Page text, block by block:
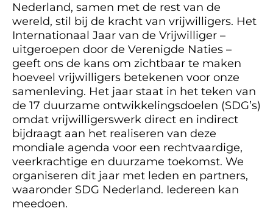
Nederland, samen met de rest van de
wereld, stil bij de kracht van vrijwilligers. Het
Internationaal Jaar van de Vrijwilliger –
uitgeroepen door de Verenigde Naties –
geeft ons de kans om zichtbaar te maken
hoeveel vrijwilligers betekenen voor onze
samenleving. Het jaar staat in het teken van
de 17 duurzame ontwikkelingsdoelen (SDG’s)
omdat vrijwilligerswerk direct en indirect
bijdraagt aan het realiseren van deze
mondiale agenda voor een rechtvaardige,
veerkrachtige en duurzame toekomst. We
organiseren dit jaar met leden en partners,
waaronder SDG Nederland. Iedereen kan
meedoen.